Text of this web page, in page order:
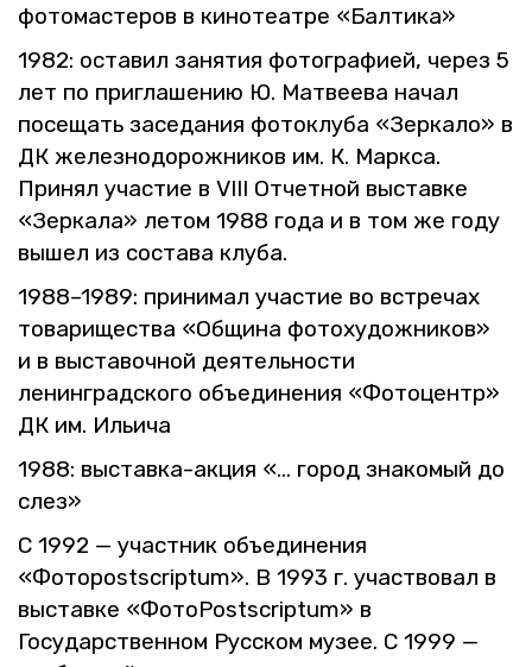
фо­то­ма­сте­ров в ки­но­те­ат­ре «Бал­ти­ка»
1982: оста­вил за­ня­тия фо­то­гра­фи­ей, через 5
лет по при­гла­ше­нию Ю. Мат­ве­е­ва начал
по­се­щать за­се­да­ния фо­то­клу­ба «Зер­ка­ло» в
ДК же­лез­но­до­рож­ни­ков им. К. Марк­са.
При­нял уча­стие в VIII От­чет­ной вы­став­ке
«Зер­ка­ла» летом 1988 года и в том же году
вышел из со­ста­ва клуба.
1988–1989: при­ни­мал уча­стие во встре­чах
то­ва­ри­ще­ства «Об­щи­на фо­то­ху­дож­ни­ков»
и в вы­ста­воч­ной де­я­тель­но­сти
ле­нин­град­ско­го объ­еди­не­ния «Фо­то­центр»
ДК им. Ильи­ча
1988: вы­став­ка-акция «… город зна­ко­мый до
слез»
С 1992 — участ­ник объ­еди­не­ния
«Фо­тоpostscriptum». В 1993 г. участ­во­вал в
вы­став­ке «Фо­тоPostscriptum» в
Го­су­дар­ствен­ном Рус­ском музее. С 1999 —